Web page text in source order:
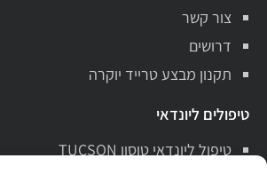
צור קשר
דרושים
תקנון מבצע טרייד יוקרה
טיפולים ליונדאי
טיפול ליונדאי טוסון TUCSON